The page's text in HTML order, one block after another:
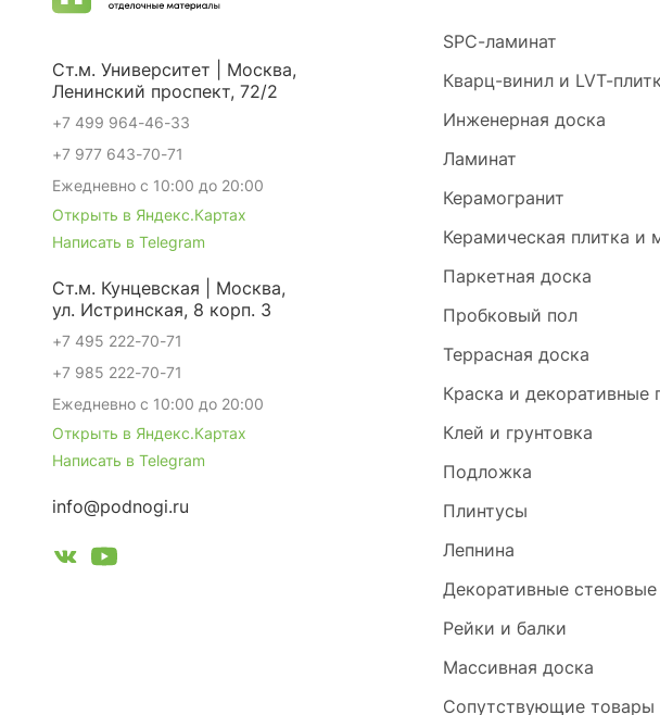
SPC-ламинат
Кварц-винил и LVT-
Инженерная доска
Ламинат
Керамогранит
Керамическая плитка и
Паркетная доска
Пробковый пол
Террасная доска
Краска и декоративные
Клей и грунтовка
Подложка
Плинтусы
Лепнина
Декоративные стеновые
Рейки и балки
Массивная доска
Сопутствующие товары
Ст.м. Университет | Москва,
Ленинский проспект, 72/2
+7 499 964-46-33
+7 977 643-70-71
Ежедневно с 10:00 до 20:00
Открыть в Яндекс.Картах
Написать в Telegram
Ст.м. Кунцевская | Москва,
ул. Истринская, 8 корп. 3
+7 495 222-70-71
+7 985 222-70-71
Ежедневно с 10:00 до 20:00
Открыть в Яндекс.Картах
Написать в Telegram
info@podnogi.ru